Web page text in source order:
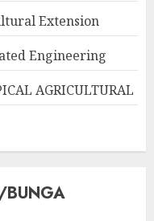
Extension
Engineering
AGRICULTURAL
BUNGA